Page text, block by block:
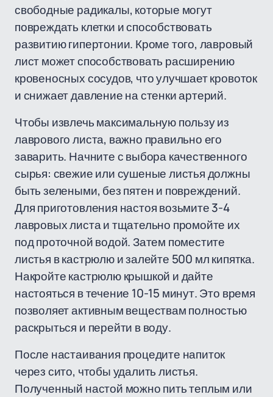
свободные радикалы, которые могут
повреждать клетки и способствовать
развитию гипертонии. Кроме того, лавровый
лист может способствовать расширению
кровеносных сосудов, что улучшает кровоток
и снижает давление на стенки артерий.
Чтобы извлечь максимальную пользу из
лаврового листа, важно правильно его
заварить. Начните с выбора качественного
сырья: свежие или сушеные листья должны
быть зелеными, без пятен и повреждений.
Для приготовления настоя возьмите 3-4
лавровых листа и тщательно промойте их
под проточной водой. Затем поместите
листья в кастрюлю и залейте 500 мл кипятка.
Накройте кастрюлю крышкой и дайте
настояться в течение 10-15 минут. Это время
позволяет активным веществам полностью
раскрыться и перейти в воду.
После настаивания процедите напиток
через сито, чтобы удалить листья.
Полученный настой можно пить теплым или